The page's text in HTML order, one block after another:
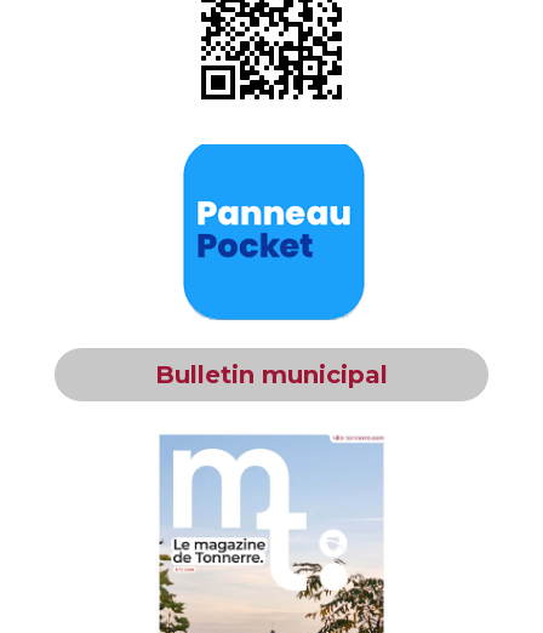
Bulletin municipal